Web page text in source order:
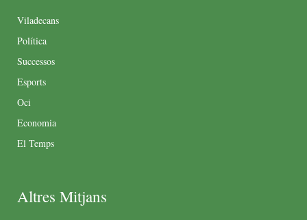
Viladecans
Política
Successos
Esports
Oci
Economia
El Temps
Altres Mitjans